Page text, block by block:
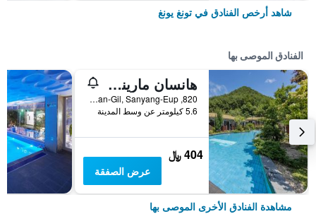
شاهد أرخص الفنادق في تونغ يونغ
الفنادق الموصى بها
هانسان مارينا هوتل آند ريزورت
820, Samchingihaean-Gil, Sanyang-Eup, تونغ يونغ, كوريا الجنوبية
5.6 كيلومتر عن وسط المدينة
404 ﷼
عرض الصفقة
مشاهدة الفنادق الأخرى الموصى بها